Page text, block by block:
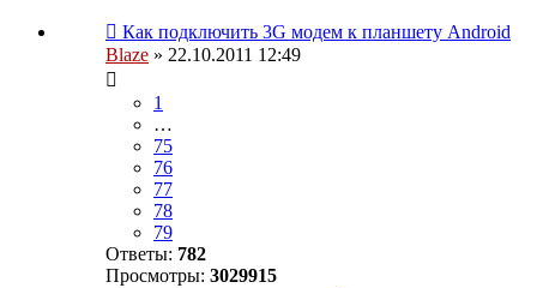
Как подключить 3G модем к планшету Android
Blaze » 22.10.2011 12:49
1
…
75
76
77
78
79
Ответы: 782
Просмотры: 3029915